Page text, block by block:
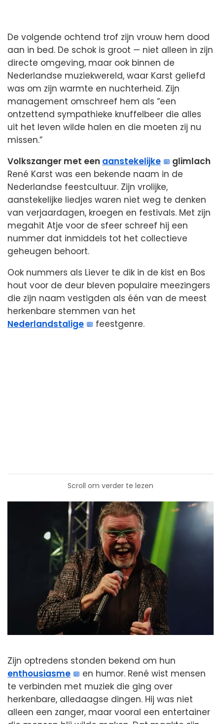
De volgende ochtend trof zijn vrouw hem dood
aan in bed. De schok is groot — niet alleen in zijn
directe omgeving, maar ook binnen de
Nederlandse muziekwereld, waar Karst geliefd
was om zijn warmte en nuchterheid. Zijn
management omschreef hem als “een
ontzettend sympathieke knuffelbeer die alles
uit het leven wilde halen en die moeten zij nu
missen.”
Volkszanger met een aanstekelijke
glimlach
René Karst was een bekende naam in de
Nederlandse feestcultuur. Zijn vrolijke,
aanstekelijke liedjes waren niet weg te denken
van verjaardagen, kroegen en festivals. Met zijn
megahit Atje voor de sfeer schreef hij een
nummer dat inmiddels tot het collectieve
geheugen behoort.
Ook nummers als Liever te dik in de kist en Bos
hout voor de deur bleven populaire meezingers
die zijn naam vestigden als één van de meest
herkenbare stemmen van het
Nederlandstalige
feestgenre.
Scroll om verder te lezen
Zijn optredens stonden bekend om hun
enthousiasme
en humor. René wist mensen
te verbinden met muziek die ging over
herkenbare, alledaagse dingen. Hij was niet
alleen een zanger, maar vooral een entertainer